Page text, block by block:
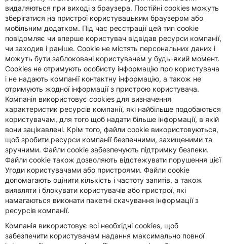
видаляються при виході з браузера. Постійні cookies можуть
зберігатися на пристрої користувацьким браузером або
мобільним додатком. Під час реєстрації цей тип cookie
повідомляє чи вперше користувач відвідав ресурси компанії,
чи заходив і раніше. Cookie не містять персональних даних і
можуть бути заблоковані користувачем у будь-який момент.
Cookies не отримують особисту інформацію про користувача
і не надають компанії контактну інформацію, а також не
отримують жодної інформації з пристрою користувача.
Компанія використовує cookies для визначення
характеристик ресурсів компанії, які найбільше подобаються
користувачам, для того щоб надати більше інформації, в якій
вони зацікавлені. Крім того, файли cookie використовуються,
щоб зробити ресурси компанії безпечними, захищеними та
зручними. Файли cookie забезпечують підтримку безпеки.
Файли cookie також дозволяють відстежувати порушення цієї
Угоди користувачами або пристроями. Файли cookie
допомагають оцінити кількість і частоту запитів, а також
виявляти і блокувати користувачів або пристрої, які
намагаються виконати пакетні скачування інформації з
ресурсів компанії.
Компанія використовує всі необхідні cookies, щоб
забезпечити користувачам надання максимально повної